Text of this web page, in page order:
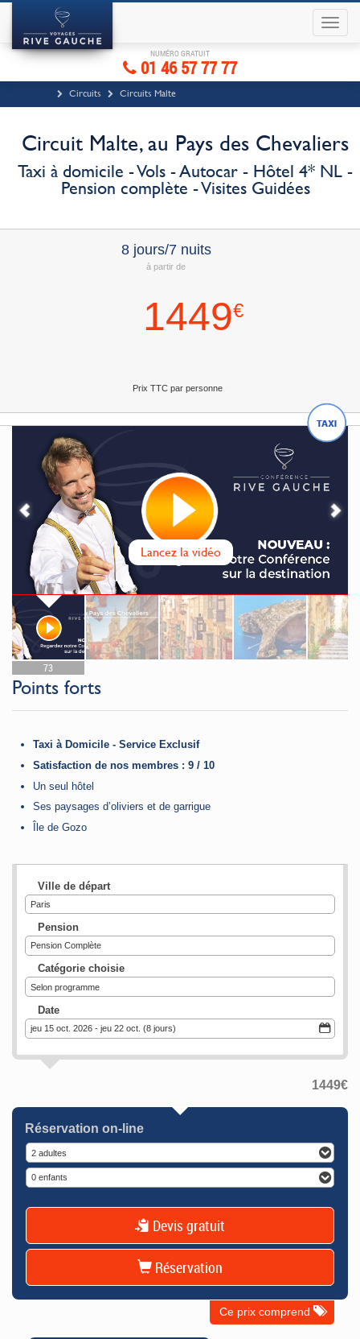
Circuits Circuits Malte
Circuit Malte, au Pays des Chevaliers
Taxi à domicile - Vols - Autocar - Hôtel 4* NL -
Pension complète - Visites Guidées
8 jours/7 nuits
à partir de
1449€
Prix TTC par personne
73
Points forts
Taxi à Domicile - Service Exclusif
Satisfaction de nos membres : 9 / 10
Un seul hôtel
Ses paysages d’oliviers et de garrigue
Île de Gozo
Ville de départ
Paris
Pension
Pension Complète
Catégorie choisie
Selon programme
Date
jeu 15 oct. 2026 - jeu 22 oct. (8 jours)
1449€
Réservation on-line
2 adultes
0 enfants
Devis gratuit
Réservation
Ce prix comprend
NUMÉRO GRATUIT
01 46 57 77 77